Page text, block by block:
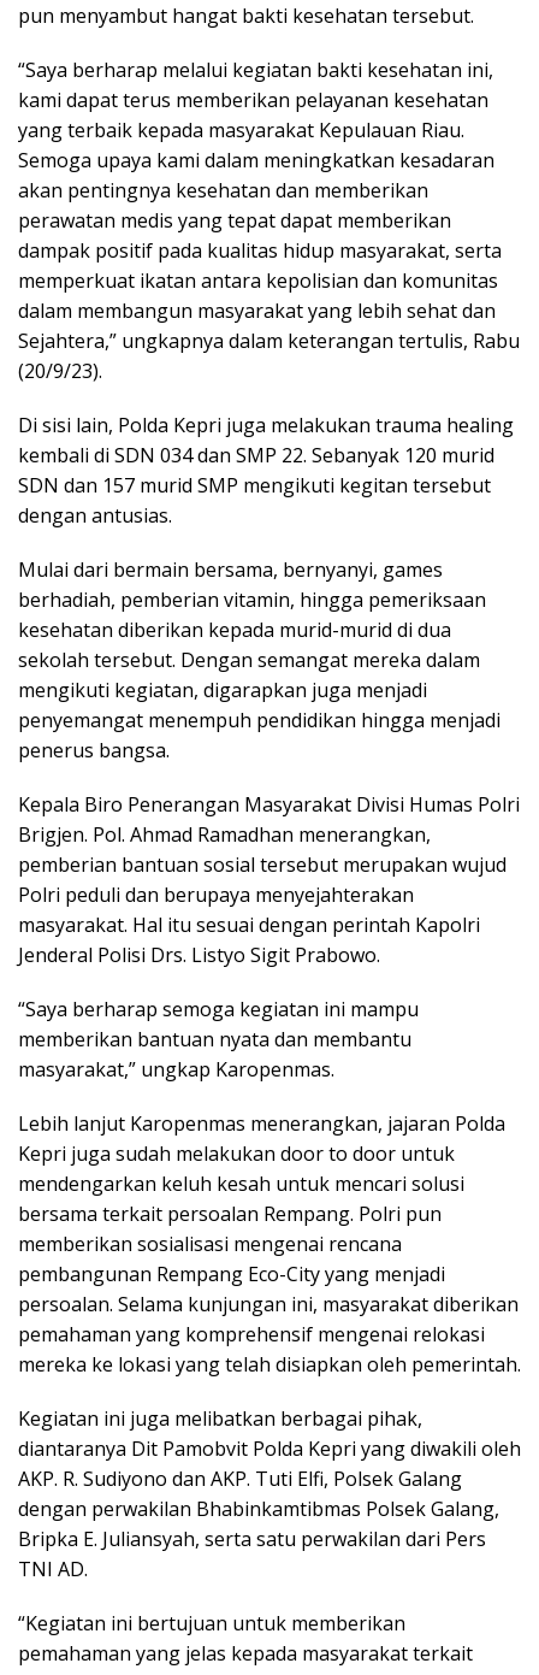
pun menyambut hangat bakti kesehatan tersebut.
“Saya berharap melalui kegiatan bakti kesehatan ini,
kami dapat terus memberikan pelayanan kesehatan
yang terbaik kepada masyarakat Kepulauan Riau.
Semoga upaya kami dalam meningkatkan kesadaran
akan pentingnya kesehatan dan memberikan
perawatan medis yang tepat dapat memberikan
dampak positif pada kualitas hidup masyarakat, serta
memperkuat ikatan antara kepolisian dan komunitas
dalam membangun masyarakat yang lebih sehat dan
Sejahtera,” ungkapnya dalam keterangan tertulis, Rabu
(20/9/23).
Di sisi lain, Polda Kepri juga melakukan trauma healing
kembali di SDN 034 dan SMP 22. Sebanyak 120 murid
SDN dan 157 murid SMP mengikuti kegitan tersebut
dengan antusias.
Mulai dari bermain bersama, bernyanyi, games
berhadiah, pemberian vitamin, hingga pemeriksaan
kesehatan diberikan kepada murid-murid di dua
sekolah tersebut. Dengan semangat mereka dalam
mengikuti kegiatan, digarapkan juga menjadi
penyemangat menempuh pendidikan hingga menjadi
penerus bangsa.
Kepala Biro Penerangan Masyarakat Divisi Humas Polri
Brigjen. Pol. Ahmad Ramadhan menerangkan,
pemberian bantuan sosial tersebut merupakan wujud
Polri peduli dan berupaya menyejahterakan
masyarakat. Hal itu sesuai dengan perintah Kapolri
Jenderal Polisi Drs. Listyo Sigit Prabowo.
“Saya berharap semoga kegiatan ini mampu
memberikan bantuan nyata dan membantu
masyarakat,” ungkap Karopenmas.
Lebih lanjut Karopenmas menerangkan, jajaran Polda
Kepri juga sudah melakukan door to door untuk
mendengarkan keluh kesah untuk mencari solusi
bersama terkait persoalan Rempang. Polri pun
memberikan sosialisasi mengenai rencana
pembangunan Rempang Eco-City yang menjadi
persoalan. Selama kunjungan ini, masyarakat diberikan
pemahaman yang komprehensif mengenai relokasi
mereka ke lokasi yang telah disiapkan oleh pemerintah.
Kegiatan ini juga melibatkan berbagai pihak,
diantaranya Dit Pamobvit Polda Kepri yang diwakili oleh
AKP. R. Sudiyono dan AKP. Tuti Elfi, Polsek Galang
dengan perwakilan Bhabinkamtibmas Polsek Galang,
Bripka E. Juliansyah, serta satu perwakilan dari Pers
TNI AD.
“Kegiatan ini bertujuan untuk memberikan
pemahaman yang jelas kepada masyarakat terkait